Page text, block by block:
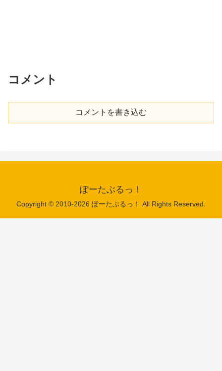
コメント
コメントを書き込む
ぽーたぶるっ！
Copyright © 2010-2026 ぽーたぶるっ！ All Rights Reserved.